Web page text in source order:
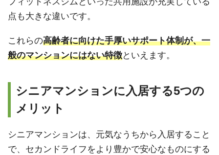
点も大きな違いです。
これらの高齢者に向けた手厚いサポート体制が、一
般のマンションにはない特徴といえます。
シニアマンションに入居する5つの
メリット
シニアマンションは、元気なうちから入居すること
で、セカンドライフをより豊かで安心なものにする